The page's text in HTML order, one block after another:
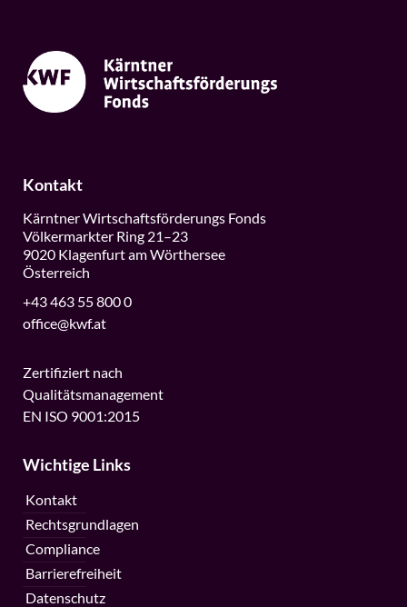
Kontakt
Kärntner Wirtschaftsförderungs Fonds
Völkermarkter Ring 21–23
9020 Klagenfurt am Wörthersee
Österreich
+43 463 55 800 0
office@kwf.at
Zertifiziert nach
Qualitätsmanagement
EN ISO 9001:2015
Wichtige Links
Kontakt
Rechtsgrundlagen
Compliance
Barrierefreiheit
Datenschutz